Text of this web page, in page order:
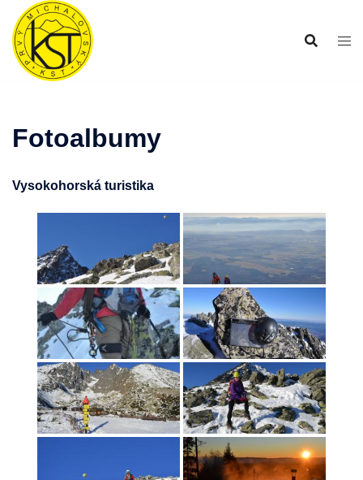
Preskočiť
obsah
Fotoalbumy
Vysokohorská turistika